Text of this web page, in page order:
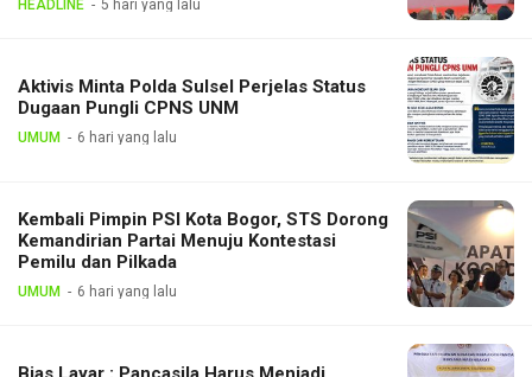
HEADLINE 5 hari yang lalu
Aktivis Minta Polda Sulsel Perjelas Status
Dugaan Pungli CPNS UNM
UMUM 6 hari yang lalu
Kembali Pimpin PSI Kota Bogor, STS Dorong
Kemandirian Partai Menuju Kontestasi
Pemilu dan Pilkada
UMUM 6 hari yang lalu